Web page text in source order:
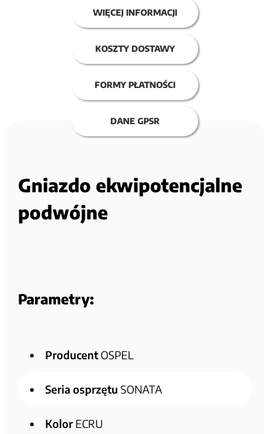
WIĘCEJ INFORMACJI
KOSZTY DOSTAWY
FORMY PŁATNOŚCI
DANE GPSR
Gniazdo ekwipotencjalne
podwójne
Parametry:
Producent OSPEL
Seria osprzętu SONATA
Kolor ECRU